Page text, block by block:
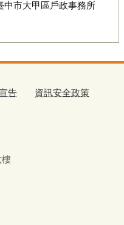
中市大甲區戶政事務所
告 資訊安全政策
樓